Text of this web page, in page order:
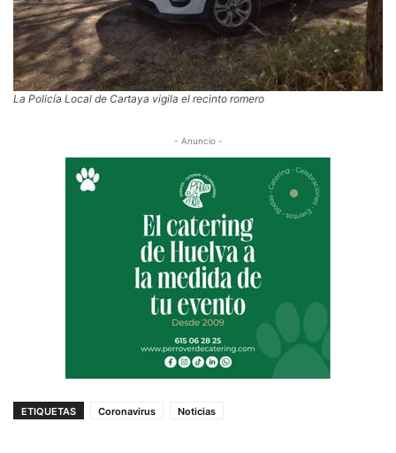
La Policía Local de Cartaya vigila el recinto romero
- Anuncio -
ETIQUETAS Coronavirus Noticias